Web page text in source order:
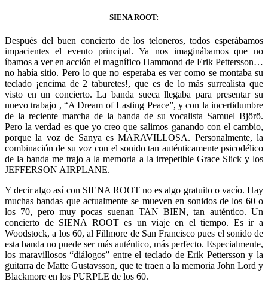
SIENA ROOT:
Después del buen concierto de los teloneros, todos esperábamos
impacientes el evento principal. Ya nos imaginábamos que no
íbamos a ver en acción el magnífico Hammond de Erik Pettersson…
no había sitio. Pero lo que no esperaba es ver como se montaba su
teclado ¡encima de 2 taburetes!, que es de lo más surrealista que
visto en un concierto. La banda sueca llegaba para presentar su
nuevo trabajo , “A Dream of Lasting Peace”, y con la incertidumbre
de la reciente marcha de la banda de su vocalista Samuel Björö.
Pero la verdad es que yo creo que salimos ganando con el cambio,
porque la voz de Sanya es MARAVILLOSA. Personalmente, la
combinación de su voz con el sonido tan auténticamente psicodélico
de la banda me trajo a la memoria a la irrepetible Grace Slick y los
JEFFERSON AIRPLANE.
Y decir algo así con SIENA ROOT no es algo gratuito o vacío. Hay
muchas bandas que actualmente se mueven en sonidos de los 60 o
los 70, pero muy pocas suenan TAN BIEN, tan auténtico. Un
concierto de SIENA ROOT es un viaje en el tiempo. Es ir a
Woodstock, a los 60, al Fillmore de San Francisco pues el sonido de
esta banda no puede ser más auténtico, más perfecto. Especialmente,
los maravillosos “diálogos” entre el teclado de Erik Pettersson y la
guitarra de Matte Gustavsson, que te traen a la memoria John Lord y
Blackmore en los PURPLE de los 60.